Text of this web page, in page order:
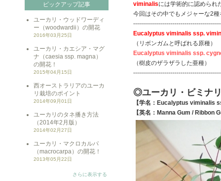
ピックアップ記事
ユーカリ・ウッドワーディ
ー（woodwardii）の開花
2016年03月25日
ユーカリ・カエシア・マグ
ナ（caesia ssp. magna）
の開花！
2015年04月15日
西オーストラリアのユーカ
リ栽培のポイント
2014年09月01日
ユーカリのタネ播き方法
（2014年2月版）
2014年02月27日
ユーカリ・マクロカルパ
（macrocarpa）の開花！
2013年05月22日
さらに表示する
viminalisには学術的に認められ
今回はその中でもメジャーな2
Eucalyptus viminalis ssp.
（リボンガムと呼ばれる原種）
Eucalyptus viminalis ssp.
（樹皮のザラザラした亜種）
◎ユーカリ・ビミナ
【学名：Eucalyptus viminalis
【英名：Manna Gum / Ribbon